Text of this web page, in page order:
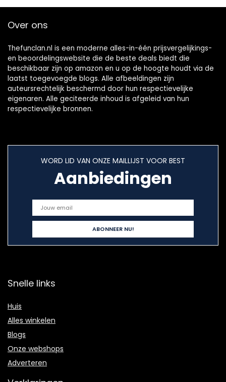
Over ons
Thefunclan.nl is een moderne alles-in-één prijsvergelijkings-
en beoordelingswebsite die de beste deals biedt die
beschikbaar zijn op amazon en u op de hoogte houdt via de
laatst toegevoegde blogs. Alle afbeeldingen zijn
auteursrechtelijk beschermd door hun respectievelijke
eigenaren. Alle geciteerde inhoud is afgeleid van hun
respectievelijke bronnen.
WORD LID VAN ONZE MAILLIJST VOOR BEST
Aanbiedingen
Snelle links
Huis
Alles winkelen
Blogs
Onze webshops
Adverteren